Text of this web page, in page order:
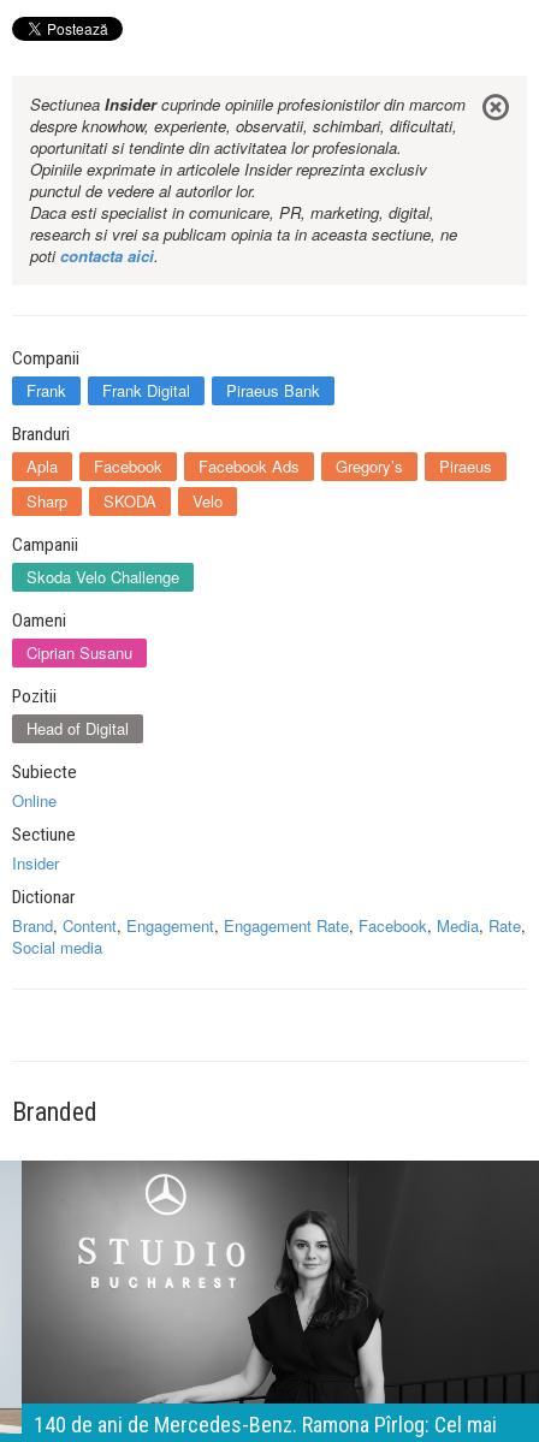
Sectiunea Insidercuprinde opiniile profesionistilor din marcom
despre knowhow, experiente, observatii, schimbari, dificultati,
oportunitati si tendinte din activitatea lor profesionala.
Opiniile exprimate in articolele Insider reprezinta exclusiv
punctul de vedere al autorilor lor.
Daca esti specialist in comunicare, PR, marketing, digital,
research si vrei sa publicam opinia ta in aceasta sectiune, ne
poticontacta aici.
Companii
Frank Frank Digital Piraeus Bank
Branduri
Apla Facebook Facebook Ads Gregory’s
Piraeus
Sharp
SKODA Velo
Campanii
Skoda Velo Challenge
Oameni
Ciprian Susanu
Pozitii
Head of Digital
Subiecte
Online
Sectiune
Insider
Dictionar
Brand, Content, Engagement, Engagement Rate, Facebook, Media, Rate,
Social media
Branded
140 de ani de Mercedes-Benz. Ramona Pîrlog: Cel mai